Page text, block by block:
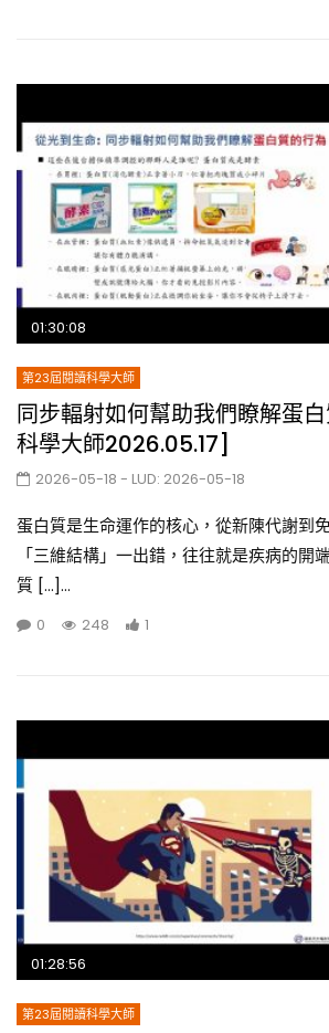
01:30:08
第23屆閱讀科學大師
同步輻射如何幫助我們瞭解蛋
科學大師2026.05.17]
2026-05-18 - LUD: 2026-05-18
蛋白質是生命運作的核心，從新陳代謝到
「三維結構」一出錯，往往就是疾病的開
質 […]...
0 248 1
01:28:56
第23屆閱讀科學大師